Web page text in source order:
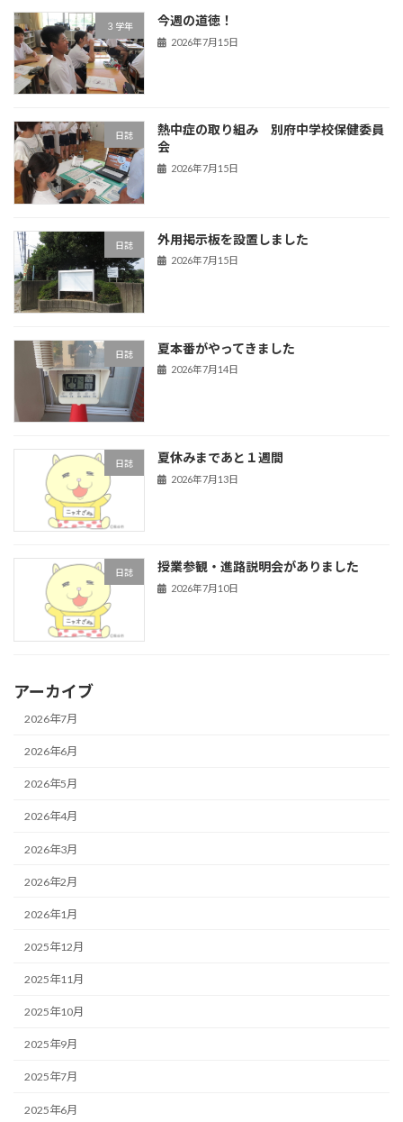
３学年 今週の道徳！
2026年7月15日
日誌
熱中症の取り組み 別府中学校保健委員
会
2026年7月15日
日誌 外用掲示板を設置しました
2026年7月15日
日誌 夏本番がやってきました
2026年7月14日
日誌 夏休みまであと１週間
2026年7月13日
日誌 授業参観・進路説明会がありました
2026年7月10日
アーカイブ
2026年7月
2026年6月
2026年5月
2026年4月
2026年3月
2026年2月
2026年1月
2025年12月
2025年11月
2025年10月
2025年9月
2025年7月
2025年6月